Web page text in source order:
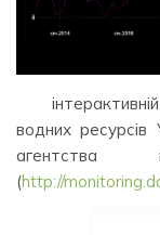
водних
агентства
(http://